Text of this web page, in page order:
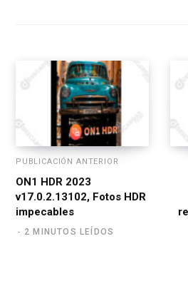
PUBLICACIÓN ANTERIOR
ON1 HDR 2023
v17.0.2.13102, Fotos HDR
impecables
2 MINUTOS LEÍDOS